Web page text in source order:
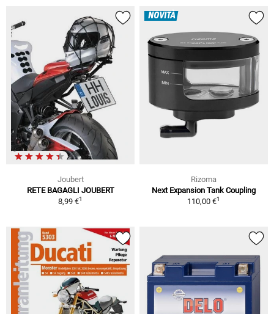
Joubert
RETE BAGAGLI JOUBERT
8,99 €1
NOVITÀ
Rizoma
Next Expansion Tank Coupling
110,00 €1